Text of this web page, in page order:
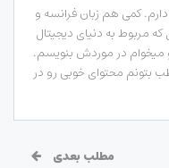
کمی هم زبان فرانسه و
که مربوط به دنیای دیجیتال
در موردش بنویسم.
بتونم محتوای خوبی رو در
مطلب بعدی